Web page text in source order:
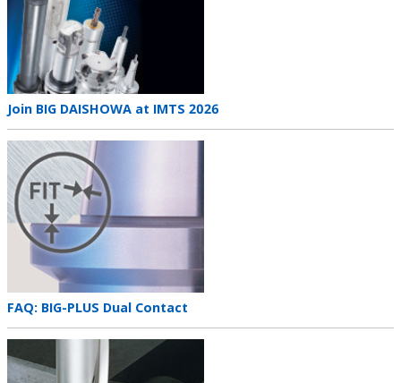
Teaser
title
Join BIG DAISHOWA at IMTS 2026
Teaser
image
Teaser
title
FAQ: BIG-PLUS Dual Contact
image